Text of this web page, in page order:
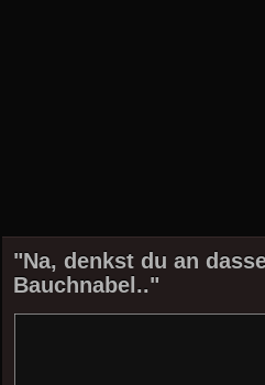
"Na, denkst du an
Bauchnabel.."